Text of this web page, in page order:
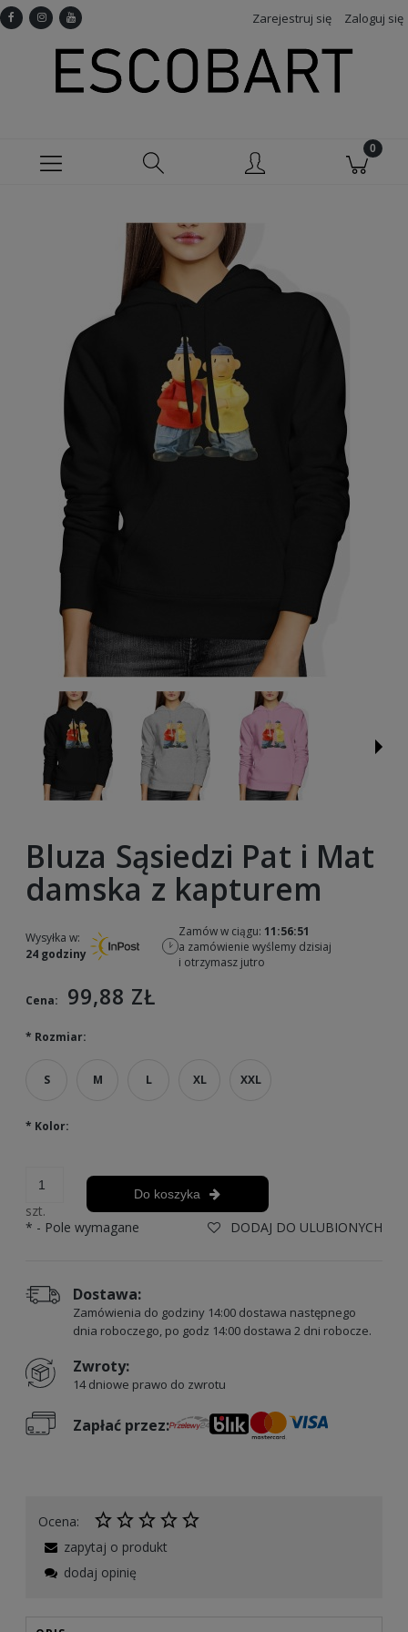
Zarejestruj się Zaloguj się
Bluza Sąsiedzi Pat i Mat
damska z kapturem
Wysyłka w:
24 godziny
Zamów w ciągu: 11:56:50
a zamówienie wyślemy dzisiaj
i otrzymasz jutro
Cena: 99,88 ZŁ
* Rozmiar:
S M L XL XXL
* Kolor:
szt.
Do koszyka
DODAJ DO ULUBIONYCH
* - Pole wymagane
Dostawa:
Zamówienia do godziny 14:00 dostawa następnego
dnia roboczego, po godz 14:00 dostawa 2 dni robocze.
Zwroty:
14 dniowe prawo do zwrotu
Zapłać przez:
Ocena:
zapytaj o produkt
dodaj opinię